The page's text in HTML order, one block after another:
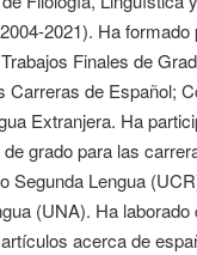
2021). Ha
Finales de
de Español;
Extranjera. Ha
grado para las
Lengua
(UNA). Ha
acerca de